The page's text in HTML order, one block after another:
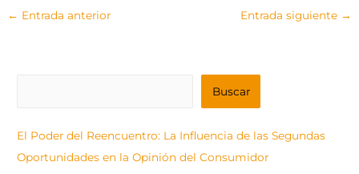
← Entrada anterior Entrada siguiente →
Buscar
El Poder del Reencuentro: La Influencia de las Segundas
Oportunidades en la Opinión del Consumidor